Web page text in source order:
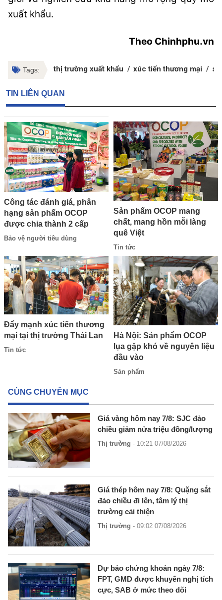
xuất khẩu.
Theo Chinhphu.vn
Tags: thị trường xuất khẩu xúc tiến thương mại
TIN LIÊN QUAN
Công tác đánh giá, phân
hạng sản phẩm OCOP
được chia thành 2 cấp
Bảo vệ người tiêu dùng
Sản phẩm OCOP mang
chất, mang hồn mỗi làng
quê Việt
Tin tức
Đẩy mạnh xúc tiến thương
mại tại thị trường Thái Lan
Tin tức
Hà Nội: Sản phẩm OCOP
lụa gặp khó về nguyên liệu
đầu vào
Sản phẩm
CÙNG CHUYÊN MỤC
Giá vàng hôm nay 7/8: SJC đảo
chiều giảm nửa triệu đồng/lượng
Thị trường - 10:21 07/08/2026
Giá thép hôm nay 7/8: Quặng sắt
đảo chiều đi lên, tâm lý thị
trường cải thiện
Thị trường - 09:02 07/08/2026
Dự báo chứng khoán ngày 7/8:
FPT, GMD được khuyến nghị tích
cực, SAB ở mức theo dõi